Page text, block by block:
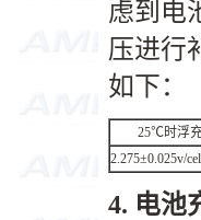
虑到电
压进行
如下：
25℃时浮
2.275±0.025v/
4. 电池